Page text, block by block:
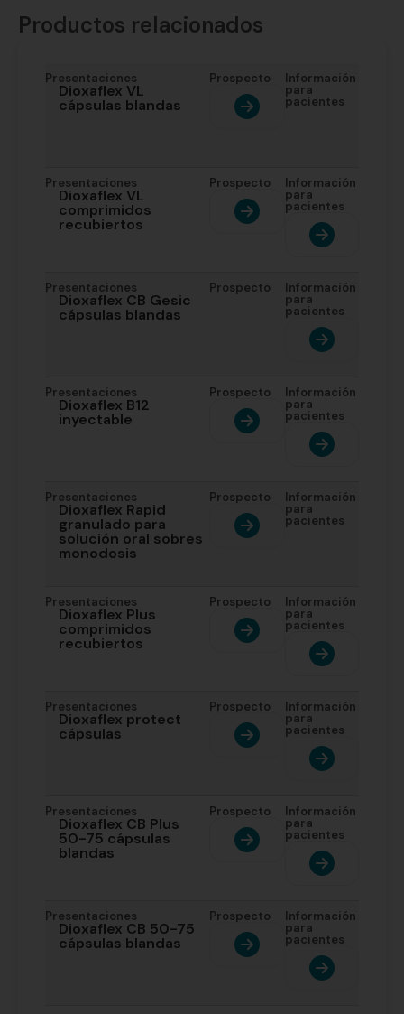
Productos relacionados
Presentaciones
Dioxaflex VL
cápsulas blandas
Prospecto Información
para
pacientes
Presentaciones
Dioxaflex VL
comprimidos
recubiertos
Prospecto Información
para
pacientes
Presentaciones
Dioxaflex CB Gesic
cápsulas blandas
Prospecto Información
para
pacientes
Presentaciones
Dioxaflex B12
inyectable
Prospecto Información
para
pacientes
Presentaciones
Dioxaflex Rapid
granulado para
solución oral sobres
monodosis
Prospecto Información
para
pacientes
Presentaciones
Dioxaflex Plus
comprimidos
recubiertos
Prospecto Información
para
pacientes
Presentaciones
Dioxaflex protect
cápsulas
Prospecto Información
para
pacientes
Presentaciones
Dioxaflex CB Plus
50-75 cápsulas
blandas
Prospecto Información
para
pacientes
Presentaciones
Dioxaflex CB 50-75
cápsulas blandas
Prospecto Información
para
pacientes